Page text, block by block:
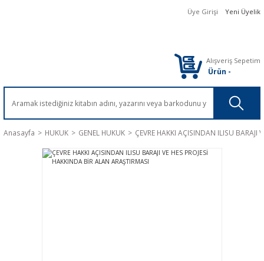
Üye Girişi Yeni Üyelik
Alışveriş Sepetim
Ürün -
Anasayfa HUKUK GENEL HUKUK ÇEVRE HAKKI AÇISINDAN ILISU BARAJI